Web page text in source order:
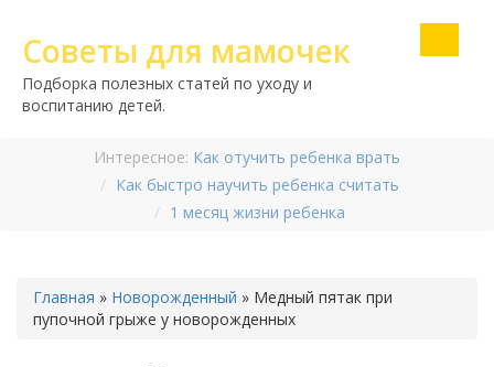
Советы для мамочек
Подборка полезных статей по уходу и
воспитанию детей.
Интересное: Как отучить ребенка врать
Как быстро научить ребенка считать
1 месяц жизни ребенка
Главная » Новорожденный » Медный пятак при
пупочной грыже у новорожденных